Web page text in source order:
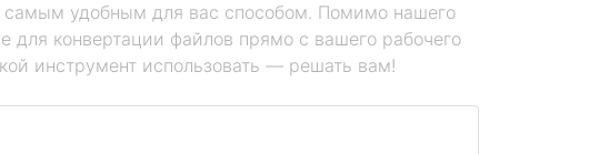
удобным для вас способом. Помимо нашего
конвертации файлов прямо с вашего рабочего
инструмент использовать — решать вам!